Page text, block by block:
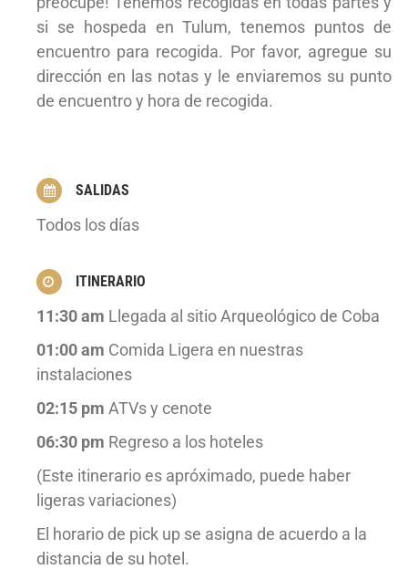
si se hospeda en Tulum, tenemos puntos de
encuentro para recogida. Por favor, agregue su
dirección en las notas y le enviaremos su punto
de encuentro y hora de recogida.
SALIDAS
Todos los días
ITINERARIO
11:30 am Llegada al sitio Arqueológico de Coba
01:00 am Comida Ligera en nuestras
instalaciones
02:15 pm ATVs y cenote
06:30 pm Regreso a los hoteles
(Este itinerario es apróximado, puede haber
ligeras variaciones)
El horario de pick up se asigna de acuerdo a la
distancia de su hotel.